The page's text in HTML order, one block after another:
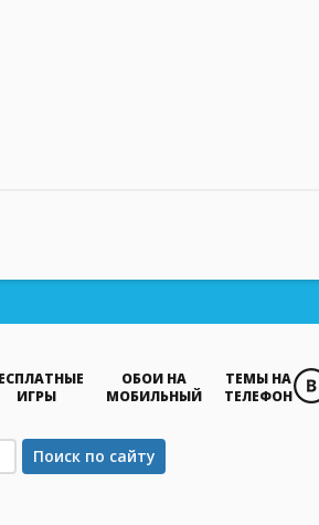
ИГРЫ
ОБОИ НА
МОБИЛЬНЫЙ
ТЕМЫ НА
ТЕЛЕФОН
Поиск по сайту